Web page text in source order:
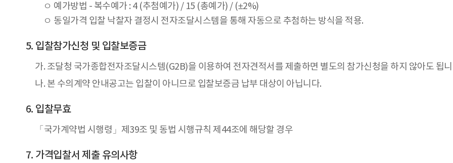
ㅇ 예가방법 - 복수예가 : 4 (추첨예가) / 15 (총예가) / (±2%)
ㅇ 동일가격 입찰 낙찰자 결정시 전자조달시스템을 통해 자동으로 추첨하는 방식을 적용.
입찰참가신청 및 입찰보증금
가. 조달청 국가종합전자조달시스템(G2B)을 이용하여 전자견적서를 제출하면 별도의 참가신청을 하지 않아도 됩
나. 본 수의계약 안내공고는 입찰이 아니므로 입찰보증금 납부 대상이 아닙니다.
입찰무효
「국가계약법 시행령」제39조 및 동법 시행규칙 제44조에 해당할 경우
가격입찰서 제출 유의사항